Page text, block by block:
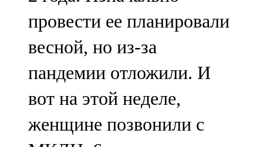
107,7 FM
Чистай
103,0 FM
Чүпрәле
91,0 FM
провести ее планировали
весной, но из-за
пандемии отложили. И
вот на этой неделе,
женщине позвонили с